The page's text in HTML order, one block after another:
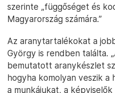
szerinte „függőséget és
Magyarország számára.”
Az aranytartalékokat a
György is rendben találta.
bemutatott aranykészlet
hogyha komolyan veszik a
a munkájukat, a